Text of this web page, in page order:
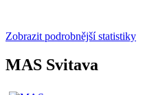
Zobrazit podrobnější statistiky
MAS Svitava